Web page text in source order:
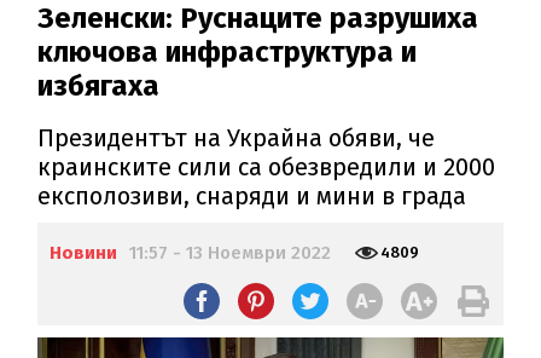
Зеленски: Руснаците разрушиха
ключова инфраструктура и
избягаха
Президентът на Украйна обяви, че
краинските сили са обезвредили и 2000
експолозиви, снаряди и мини в града
Новини 11:57 - 13 Ноември 2022 4809